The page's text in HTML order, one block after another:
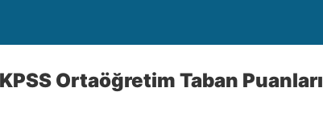
Ortaöğretim Taban Puanları